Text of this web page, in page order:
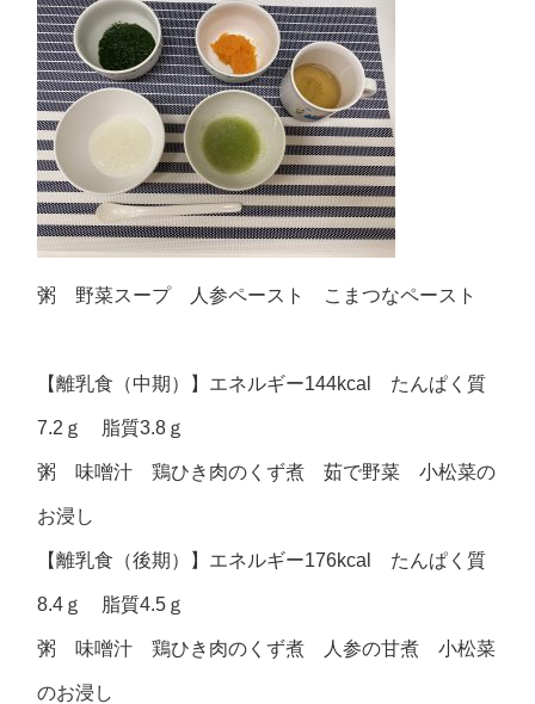
粥 野菜スープ 人参ペースト こまつなペースト
【離乳食（中期）】エネルギー144kcal たんぱく質
7.2ｇ 脂質3.8ｇ
粥 味噌汁 鶏ひき肉のくず煮 茹で野菜 小松菜の
お浸し
【離乳食（後期）】エネルギー176kcal たんぱく質
8.4ｇ 脂質4.5ｇ
粥 味噌汁 鶏ひき肉のくず煮 人参の甘煮 小松菜
のお浸し